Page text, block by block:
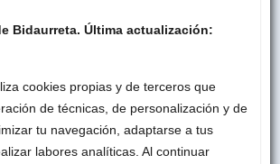
Bidaurreta. Última actualización:
cookies propias y de terceros que
de técnicas, de personalización y de
tu navegación, adaptarse a tus
labores analíticas. Al continuar